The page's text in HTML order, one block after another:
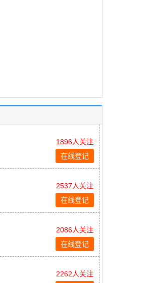
1896人关注
在线登记
2537人关注
在线登记
2086人关注
在线登记
2262人关注